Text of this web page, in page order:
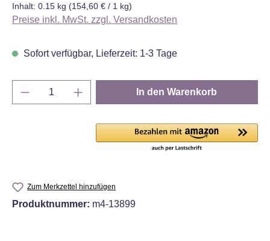
Inhalt: 0.15 kg (154,60 € / 1 kg)
Preise inkl. MwSt. zzgl. Versandkosten
Sofort verfügbar, Lieferzeit: 1-3 Tage
Produkt Anzahl: Gib den gewünschten
In den Warenkorb
Zum Merkzettel hinzufügen
Produktnummer: m4-13899